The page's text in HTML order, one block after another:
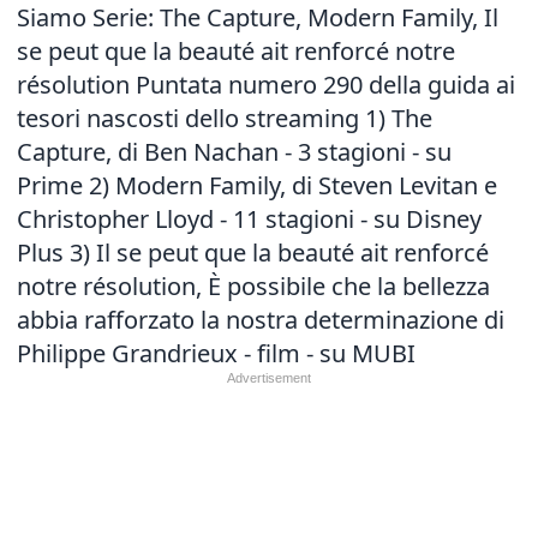
Siamo Serie: The Capture, Modern Family, Il
se peut que la beauté ait renforcé notre
résolution Puntata numero 290 della guida ai
tesori nascosti dello streaming 1) The
Capture, di Ben Nachan - 3 stagioni - su
Prime 2) Modern Family, di Steven Levitan e
Christopher Lloyd - 11 stagioni - su Disney
Plus 3) Il se peut que la beauté ait renforcé
notre résolution, È possibile che la bellezza
abbia rafforzato la nostra determinazione di
Philippe Grandrieux - film - su MUBI